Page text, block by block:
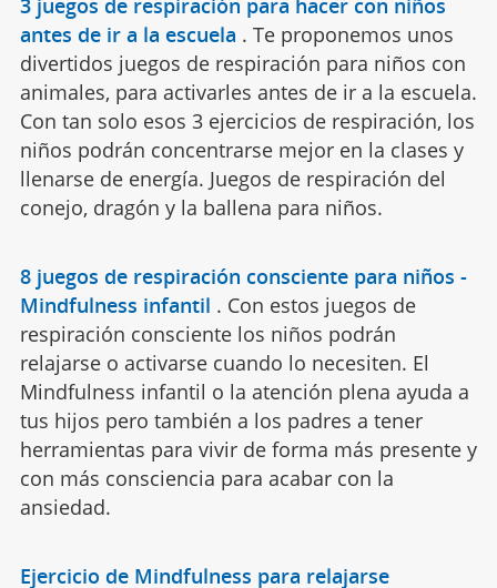
antes de ir a la escuela . Te proponemos unos
divertidos juegos de respiración para niños con
animales, para activarles antes de ir a la escuela.
Con tan solo esos 3 ejercicios de respiración, los
niños podrán concentrarse mejor en la clases y
llenarse de energía. Juegos de respiración del
conejo, dragón y la ballena para niños.
8 juegos de respiración consciente para niños -
Mindfulness infantil . Con estos juegos de
respiración consciente los niños podrán
relajarse o activarse cuando lo necesiten. El
Mindfulness infantil o la atención plena ayuda a
tus hijos pero también a los padres a tener
herramientas para vivir de forma más presente y
con más consciencia para acabar con la
ansiedad.
Ejercicio de Mindfulness para relajarse